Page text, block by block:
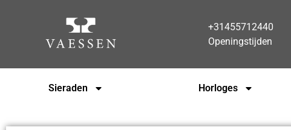
+31455712440
Openingstijden
Sieraden Horloges